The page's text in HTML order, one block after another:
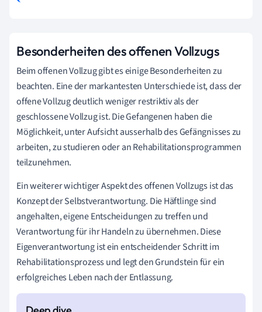
Besonderheiten des offenen Vollzugs
Beim offenen Vollzug gibt es einige Besonderheiten zu
beachten. Eine der markantesten Unterschiede ist, dass der
offene Vollzug deutlich weniger restriktiv als der
geschlossene Vollzug ist. Die Gefangenen haben die
Möglichkeit, unter Aufsicht ausserhalb des Gefängnisses zu
arbeiten, zu studieren oder an Rehabilitationsprogrammen
teilzunehmen.
Ein weiterer wichtiger Aspekt des offenen Vollzugs ist das
Konzept der Selbstverantwortung. Die Häftlinge sind
angehalten, eigene Entscheidungen zu treffen und
Verantwortung für ihr Handeln zu übernehmen. Diese
Eigenverantwortung ist ein entscheidender Schritt im
Rehabilitationsprozess und legt den Grundstein für ein
erfolgreiches Leben nach der Entlassung.